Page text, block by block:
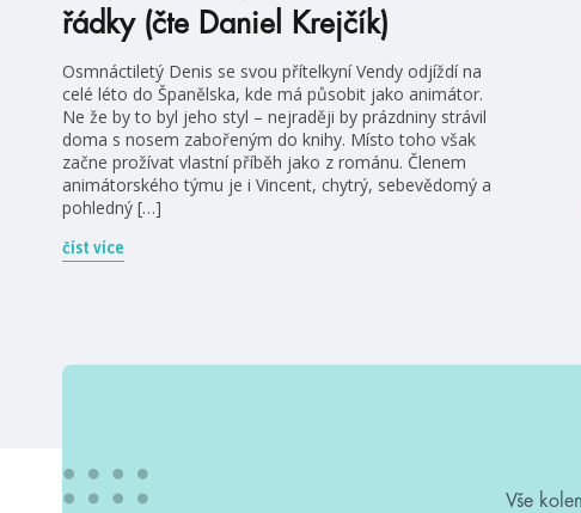
řádky (čte Daniel Krejčík)
Osmnáctiletý Denis se svou přítelkyní Vendy odjíždí na
celé léto do Španělska, kde má působit jako animátor.
Ne že by to byl jeho styl – nejraději by prázdniny strávil
doma s nosem zabořeným do knihy. Místo toho však
začne prožívat vlastní příběh jako z románu. Členem
animátorského týmu je i Vincent, chytrý, sebevědomý a
pohledný […]
číst více
Vše